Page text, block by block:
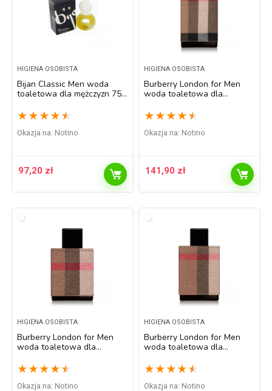
HIGIENA OSOBISTA
Bijan Classic Men woda
toaletowa dla mężczyzn 75
★ ★ ★ ★ ★
Okazja na: Notino
97,20 zł
HIGIENA OSOBISTA
Burberry London for Men
woda toaletowa dla
★ ★ ★ ★ ★
Okazja na: Notino
141,90 zł
HIGIENA OSOBISTA
Burberry London for Men
woda toaletowa dla
★ ★ ★ ★ ★
Okazja na: Notino
HIGIENA OSOBISTA
Burberry London for Men
woda toaletowa dla
★ ★ ★ ★ ★
Okazja na: Notino